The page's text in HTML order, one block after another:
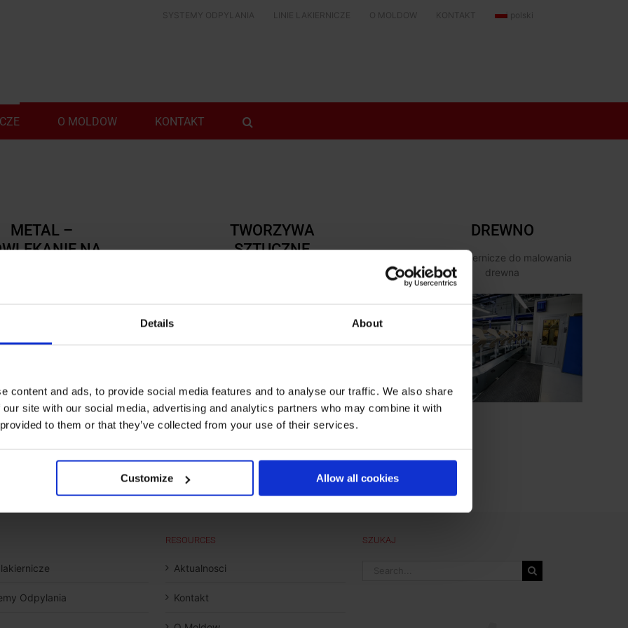
Details About
content and ads, to provide social media features and to analyse our traffic. We also share
site with our social media, advertising and analytics partners who may combine it with
to them or that they’ve collected from your use of their services.
Customize Allow all cookies
SYSTEMY ODPYLANIA LINIE LAKIERNICZE O MOLDOW KONTAKT polski
O MOLDOW KONTAKT
METAL –
NA
TWORZYWA
SZTUCZNE
DREWNO
Linie lakiernicze do malowania
drewna
Odpylania
RESOURCES
Aktualnosci
Kontakt
SZUKAJ